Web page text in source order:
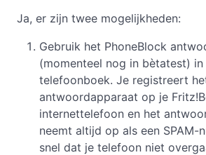
Ja, er zijn twee mogelijkheden:
Gebruik het PhoneBlock
(momenteel nog in bètatest)
telefoonboek. Je registreert
antwoordapparaat op je
internettelefoon en het
neemt altijd op als een SPAM-
snel dat je telefoon niet